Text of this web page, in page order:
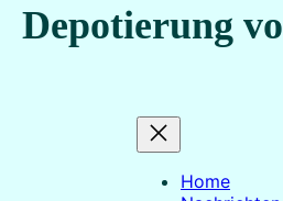
Zum
Inhalt
springen
Depotierung
Home